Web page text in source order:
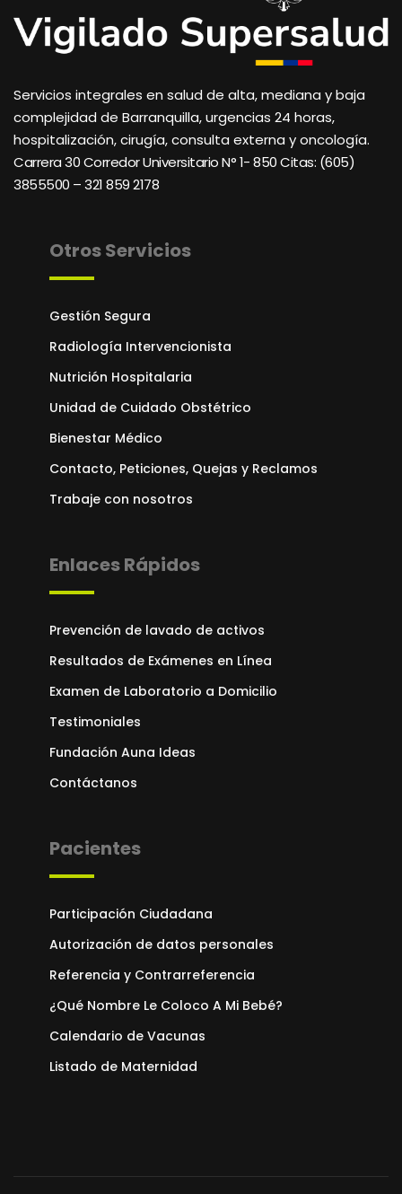
Servicios integrales en salud de alta, mediana y baja
complejidad de Barranquilla, urgencias 24 horas,
hospitalización, cirugía, consulta externa y oncología.
Carrera 30 Corredor Universitario N° 1- 850 Citas: (605)
3855500 – 321 859 2178
Otros Servicios
Gestión Segura
Radiología Intervencionista
Nutrición Hospitalaria
Unidad de Cuidado Obstétrico
Bienestar Médico
Contacto, Peticiones, Quejas y Reclamos
Trabaje con nosotros
Enlaces Rápidos
Prevención de lavado de activos
Resultados de Exámenes en Línea
Examen de Laboratorio a Domicilio
Testimoniales
Fundación Auna Ideas
Contáctanos
Pacientes
Participación Ciudadana
Autorización de datos personales
Referencia y Contrarreferencia
¿Qué Nombre Le Coloco A Mi Bebé?
Calendario de Vacunas
Listado de Maternidad